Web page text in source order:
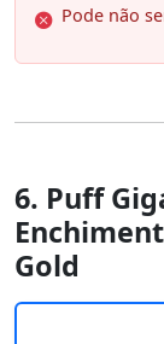
Pode não
6. Puff
Gold